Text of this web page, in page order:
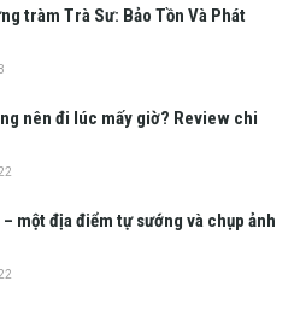
tràm Trà Sư: Bảo Tồn Và Phát
nên đi lúc mấy giờ? Review chi
– một địa điểm tự sướng và chụp ảnh